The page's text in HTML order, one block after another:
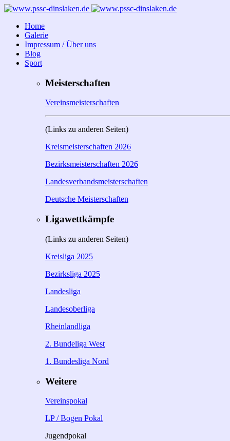
Home
Galerie
Impressum / Über uns
Blog
Sport
Meisterschaften
Vereinsmeisterschaften
(Links zu anderen Seiten)
Kreismeisterschaften 2026
Bezirksmeisterschaften 2026
Landesverbandsmeisterschaften
Deutsche Meisterschaften
Ligawettkämpfe
(Links zu anderen Seiten)
Kreisliga 2025
Bezirksliga 2025
Landesliga
Landesoberliga
Rheinlandliga
2. Bundeliga West
1. Bundesliga Nord
Weitere
Vereinspokal
LP / Bogen Pokal
Jugendpokal